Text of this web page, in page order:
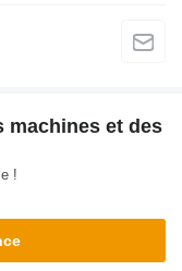
machines et des
!